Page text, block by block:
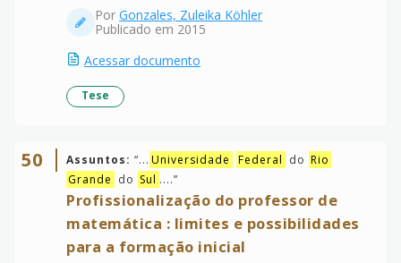
Por Gonzales, Zuleika Köhler
Publicado em 2015
Acessar documento
Tese
50 Assuntos: “... Universidade Federal do Rio
Grande do Sul ....”
Profissionalização do professor de
matemática : limites e possibilidades
para a formação inicial